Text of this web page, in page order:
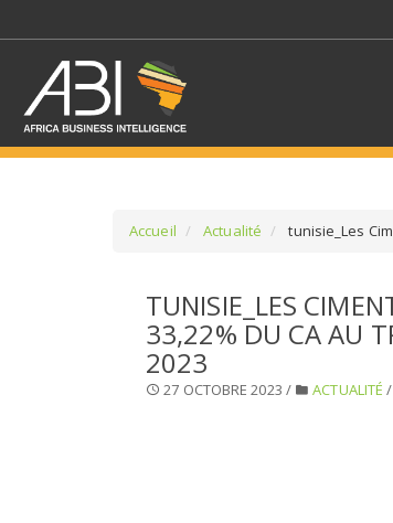
Accueil Actualité tunisie_Les
TUNISIE_LES
33,22% DU CA AU
2023
27 OCTOBRE 2023 / ACTUALITÉ